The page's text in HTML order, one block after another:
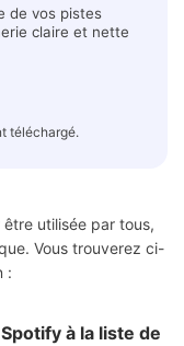
téléchargé.
de vos pistes
claire et nette
utilisée par tous,
Vous trouverez ci-
:
à la liste de